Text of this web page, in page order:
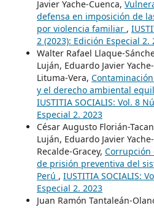
Javier Yache-Cuenca,
defensa en imposición de
por violencia familiar ,
2 (2023): Edición Especial 2.
Walter Rafael Llaque-
Luján, Eduardo Javier
Lituma-Vera,
y el derecho ambiental
IUSTITIA SOCIALIS: Vol. 8
Especial 2. 2023
César Augusto Florián-
Luján, Eduardo Javier
Recalde-Gracey, Corrupción
de prisión preventiva del
Perú , IUSTITIA SOCIALIS:
Especial 2. 2023
Juan Ramón Tantaleán-